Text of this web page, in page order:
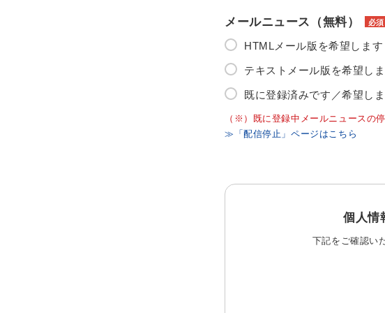
メールニュース（無料） 必須
HTMLメール版を希望します
テキストメール版を希望し
既に登録済みです／希望し
（※）既に登録中メールニュースの
≫「配信停止」ページはこちら
個人情
下記をご確認い